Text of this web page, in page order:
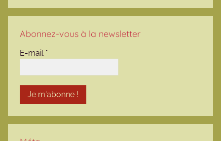
Abonnez-vous à la newsletter
E-mail *